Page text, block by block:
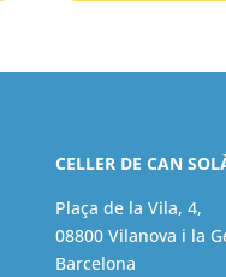
CELLER DE CAN
Plaça de la Vila, 4,
08800 Vilanova i la
Barcelona